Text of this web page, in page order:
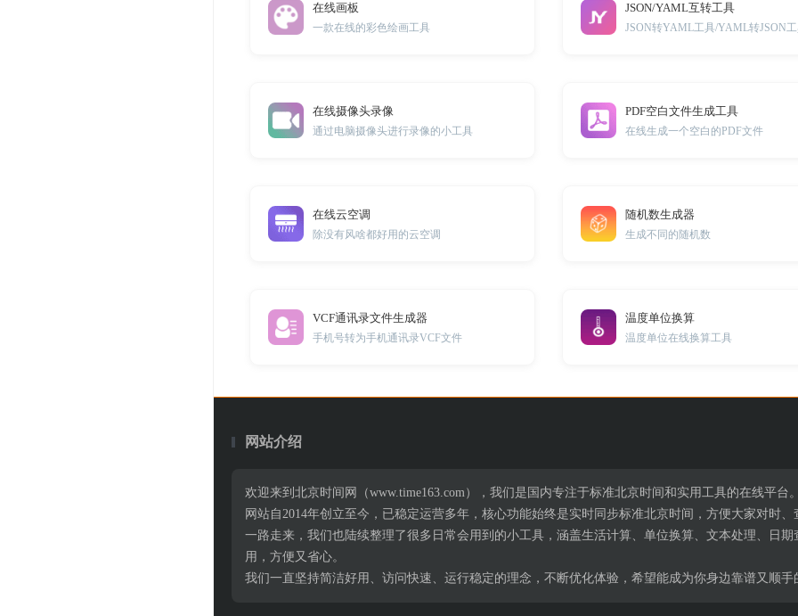
在线画板
一款在线的彩色绘画工具
JSON/YAML互转工具
JSON转YAML工具/YAML转JSON
在线摄像头录像
通过电脑摄像头进行录像的小工具
PDF空白文件生成工具
在线生成一个空白的PDF文件
在线云空调
除没有风啥都好用的云空调
随机数生成器
生成不同的随机数
VCF通讯录文件生成器
手机号转为手机通讯录VCF文件
温度单位换算
温度单位在线换算工具
网站介绍
欢迎来到北京时间网（www.time163.com），我们是国内专注于标准北京时间和实用工具的在线平台
网站自2014年创立至今，已稳定运营多年，核心功能始终是实时同步标准北京时间，方便大家对时
一路走来，我们也陆续整理了很多日常会用到的小工具，涵盖生活计算、单位换算、文本处理、日
用，方便又省心。
我们一直坚持简洁好用、访问快速、运行稳定的理念，不断优化体验，希望能成为你身边靠谱又顺